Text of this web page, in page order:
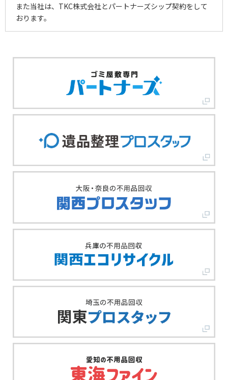
また当社は、TKC株式会社とパートナーズシップ契約をして
おります。